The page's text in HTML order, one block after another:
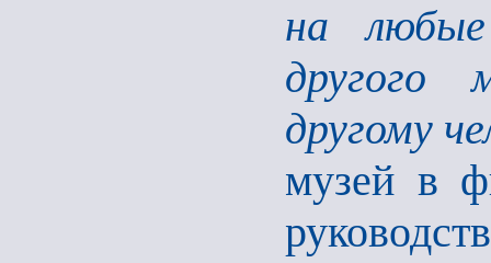
на
другого
другому
музей в